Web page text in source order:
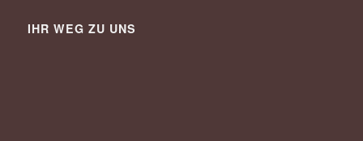
IHR WEG ZU UNS